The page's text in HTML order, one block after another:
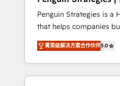
Pas pour remplacer
l'augmenter. Chez Ideagency, nous
accompagnons cette
les fondations : des
processus alignés.
l'IA là où elle crée de la
l'humain qui reste au centre. Parce
AI
Penguin Strategies is a
that helps companies
revenue operations
cycles, multi system
SaaS or manufacturing
leading enterprises and
菁英级解决方案合作伙伴5.0